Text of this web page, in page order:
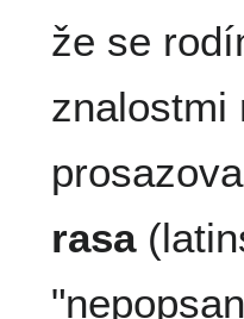
že se
znalostmi
rasa